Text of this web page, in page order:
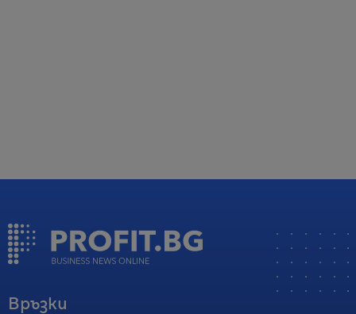
Връзки